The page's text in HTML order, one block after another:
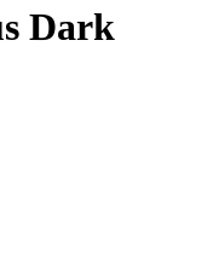
Dark